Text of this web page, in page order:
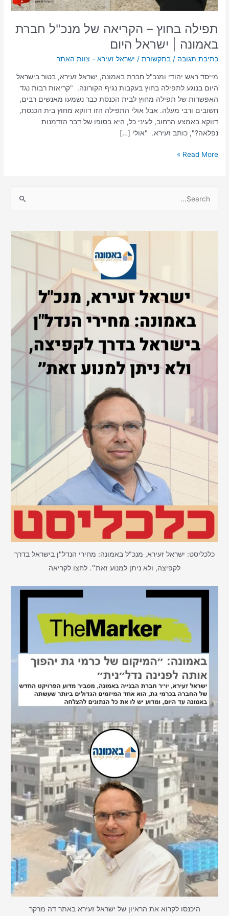
תפילה בחוץ – הקריאה של מנכ"ל חברת
באמונה | ישראל היום
כתיבת תגובה /בתקשורת / ישראל זעירא - צוות האתר
מייסד ראש יהודי ומנכ"ל חברת באמונה, ישראל זעירא, בטור בישראל
היום בנוגע לתפילה בחוץ בעקבות נגיף הקורונה. "קריאות רבות נגד
האפשרות של תפילה מחוץ לבית הכנסת כבר נשמעו מאנשים רבים,
חשובים ורבי מעלה. אבל אולי התפילה הזו דווקא מחוץ בית הכנסת,
דווקא באמצע הרחוב, לעיני כל, היא בסופו של דבר הזדמנות
נפלאה?", כותב זעירא. "אולי […]
ישראל
היום
Read More »
o
r
כלכליסט: ישראל זעירא, מנכ"ל באמונה: מחירי הנדל"ן בישראל בדרך
לקפיצה, ולא ניתן למנוע זאת״. לחצו לקריאה
היכנסו לקרוא את הראיון של ישראל זעירא באתר דה מרקר